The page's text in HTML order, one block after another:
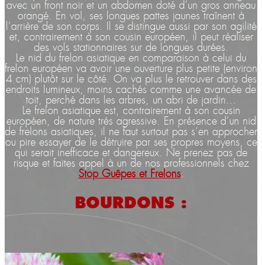
avec un front noir et un abdomen doté d’un gros anneau
orangé. En vol, ses longues pattes jaunes traînent à
l’arrière de son corps. Il se distingue aussi par son agilité
et, contrairement à son cousin européen, il peut réaliser
des vols stationnaires sur de longues durées.
Le nid du frelon asiatique en comparaison à celui du
frelon européen va avoir une ouverture plus petite (environ
4 cm) plutôt sur le côté. On va plus le retrouver dans des
endroits lumineux, moins cachés comme une avancée de
toit, perché dans les arbres, un abri de jardin…
Le frelon asiatique est, contrairement à son cousin
européen, de nature très agressive. En présence d’un nid
de frelons asiatiques, il ne faut surtout pas s’en approcher
ou pire essayer de le détruire par ses propres moyens, ce
qui serait inefficace et dangereux. Ne prenez pas de
risque et faites appel à un de nos professionnels chez
Stop Guêpes et Frelons.
BOURDONS :